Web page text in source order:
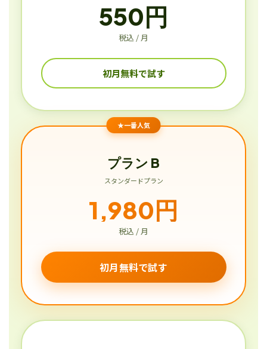
550円
税込 / 月
初月無料で試す
★一番人気
プラン B
スタンダードプラン
1,980円
税込 / 月
初月無料で試す